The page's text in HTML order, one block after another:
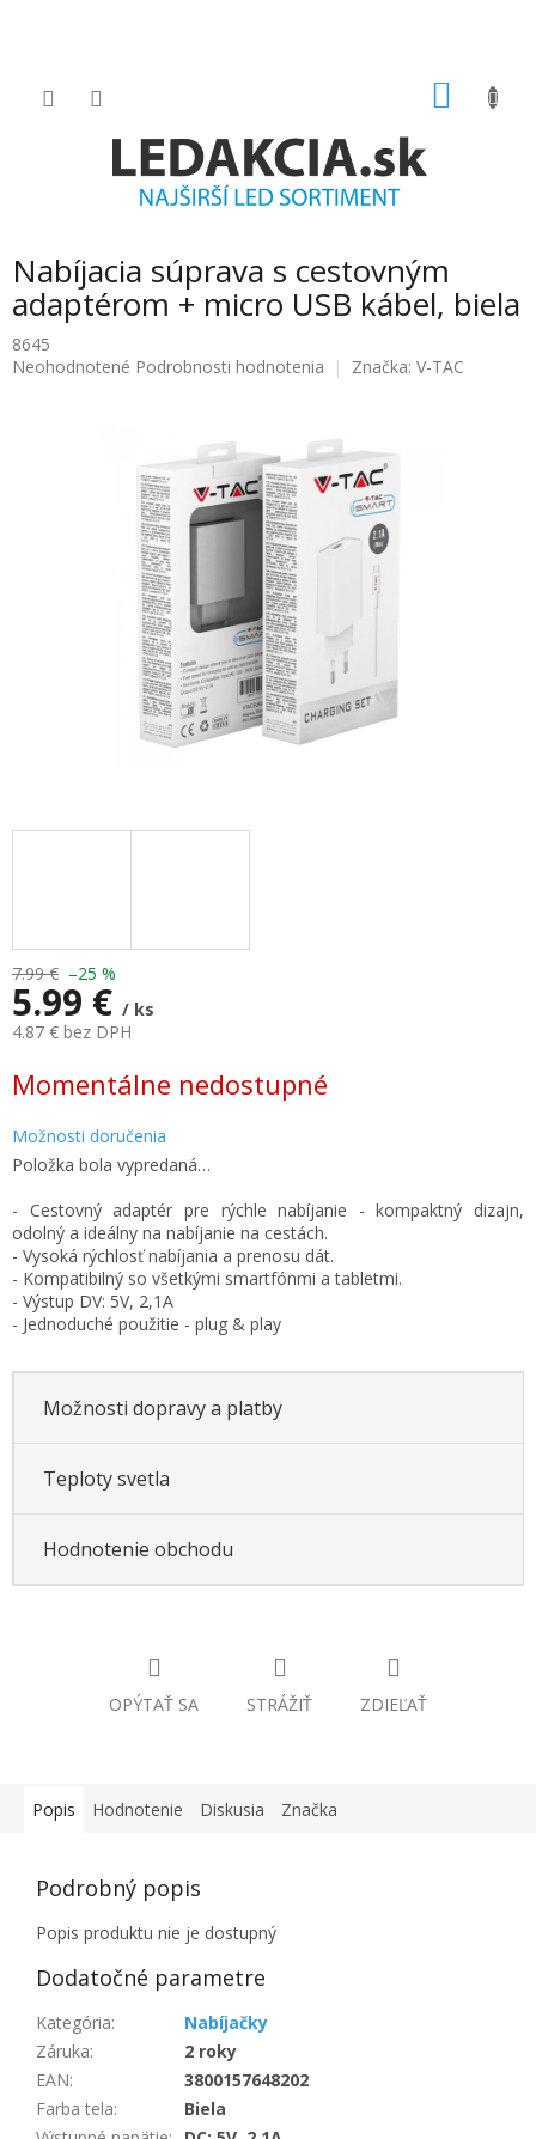
Nabíjacia súprava s cestovným
adaptérom + micro USB kábel, biela
8645
Priemerné
Neohodnotené Podrobnosti hodnotenia Značka: V-TAC
7.99 € –25 %
5.99 € / ks
4.87 € bez DPH
cena:
Momentálne nedostupné
Možnosti doručenia
Položka bola vypredaná…
- Cestovný adaptér pre rýchle nabíjanie - kompaktný dizajn,
odolný a ideálny na nabíjanie na cestách.
- Vysoká rýchlosť nabíjania a prenosu dát.
- Kompatibilný so všetkými smartfónmi a tabletmi.
- Výstup DV: 5V, 2,1A
- Jednoduché použitie - plug & play
Možnosti dopravy a platby
Teploty svetla
Hodnotenie obchodu
OPÝTAŤ SA STRÁŽIŤ ZDIEĽAŤ
Popis Hodnotenie Diskusia Značka
Podrobný popis
Popis produktu nie je dostupný
Dodatočné parametre
Kategória:
Nabíjačky
Záruka:
2 roky
EAN:
3800157648202
Farba tela:
Biela